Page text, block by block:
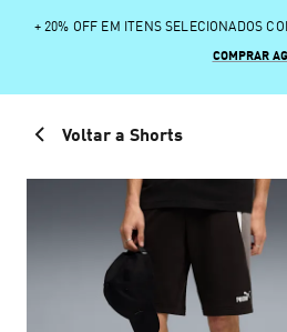
+ 20% OFF EM ITENS SELECIONADOS
COMPRAR
Voltar a Shorts